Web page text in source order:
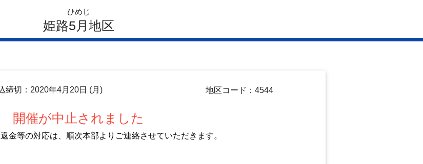
ひめじ
姫路5月地区
締切：2020年4月20日 (月) 地区コード：4544
開催が中止されました
金等の対応は、順次本部よりご連絡させていただきます。